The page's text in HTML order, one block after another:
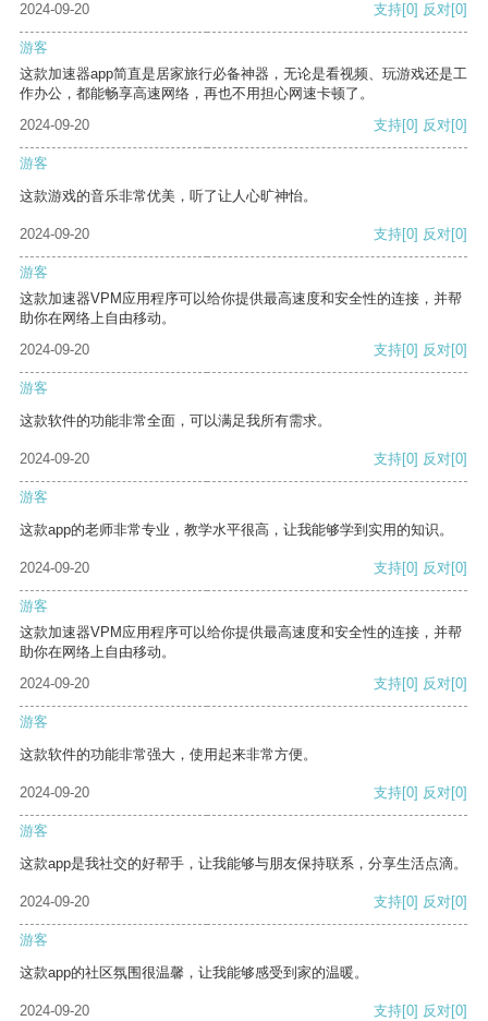
2024-09-20 支持[0] 反对[0]
游客
这款加速器app简直是居家旅行必备神器，无论是看视频、玩游戏还是工
作办公，都能畅享高速网络，再也不用担心网速卡顿了。
2024-09-20
支持[0] 反对[0]
游客
这款游戏的音乐非常优美，听了让人心旷神怡。
2024-09-20 支持[0] 反对[0]
游客
这款加速器VPM应用程序可以给你提供最高速度和安全性的连接，并帮
助你在网络上自由移动。
2024-09-20
支持[0] 反对[0]
游客
这款软件的功能非常全面，可以满足我所有需求。
2024-09-20 支持[0] 反对[0]
游客
这款app的老师非常专业，教学水平很高，让我能够学到实用的知识。
2024-09-20 支持[0] 反对[0]
游客
这款加速器VPM应用程序可以给你提供最高速度和安全性的连接，并帮
助你在网络上自由移动。
2024-09-20
支持[0] 反对[0]
游客
这款软件的功能非常强大，使用起来非常方便。
2024-09-20 支持[0] 反对[0]
游客
这款app是我社交的好帮手，让我能够与朋友保持联系，分享生活点滴。
2024-09-20 支持[0] 反对[0]
游客
这款app的社区氛围很温馨，让我能够感受到家的温暖。
2024-09-20 支持[0] 反对[0]